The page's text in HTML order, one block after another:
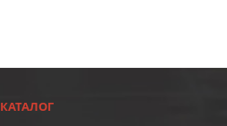
КАТАЛОГ